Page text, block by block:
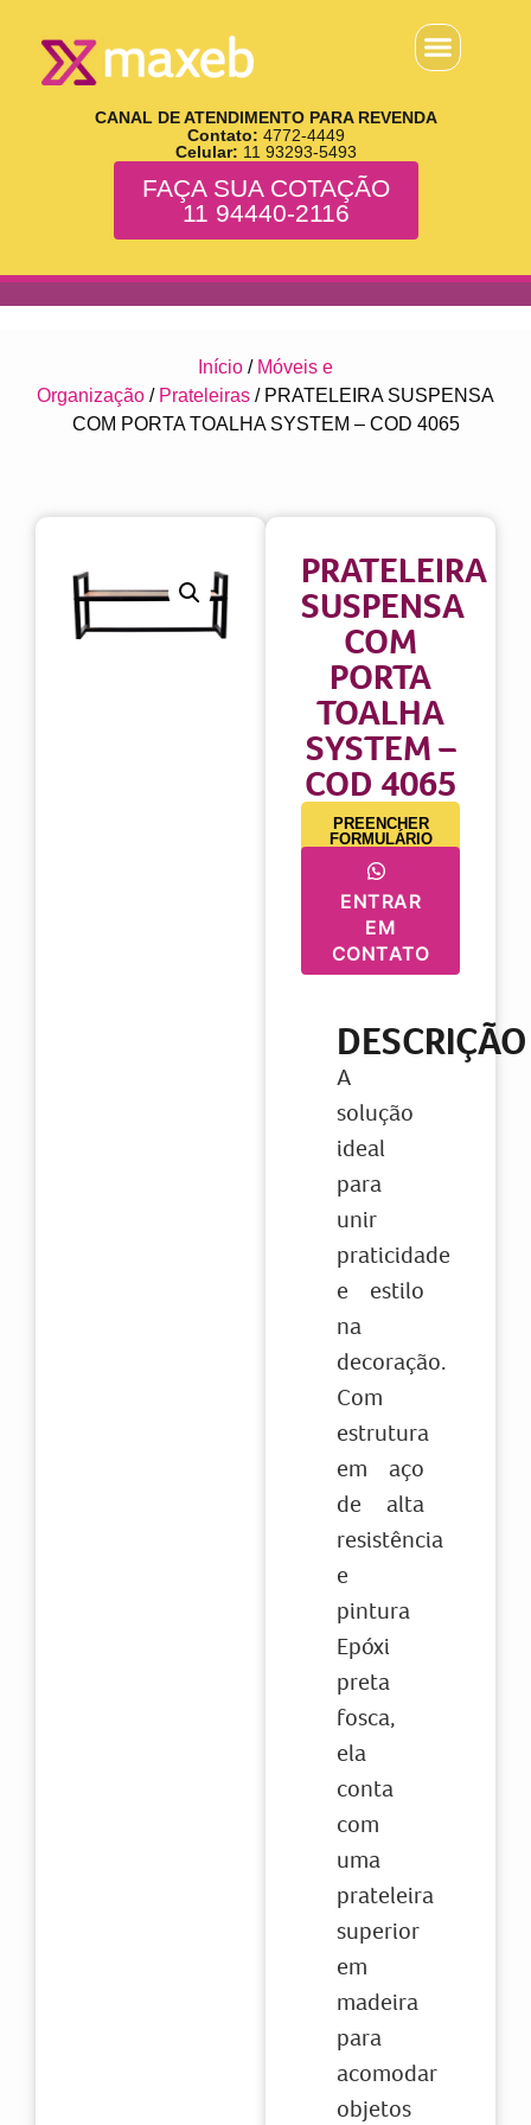
CANAL DE ATENDIMENTO PARA REVENDA
Contato: 4772-4449
Celular: 11 93293-5493
FAÇA SUA COTAÇÃO
11 94440-2116
Início / Móveis e
Organização / Prateleiras / PRATELEIRA SUSPENSA
COM PORTA TOALHA SYSTEM – COD 4065
PRATELEIRA
SUSPENSA
COM
PORTA
TOALHA
SYSTEM –
COD 4065
PREENCHER
FORMULÁRIO
ENTRAR
EM
CONTATO
DESCRIÇÃO
A
solução
ideal
para
unir
praticidade
e estilo
na
decoração.
Com
estrutura
em aço
de alta
resistência
e
pintura
Epóxi
preta
fosca,
ela
conta
com
uma
prateleira
superior
em
madeira
para
acomodar
objetos